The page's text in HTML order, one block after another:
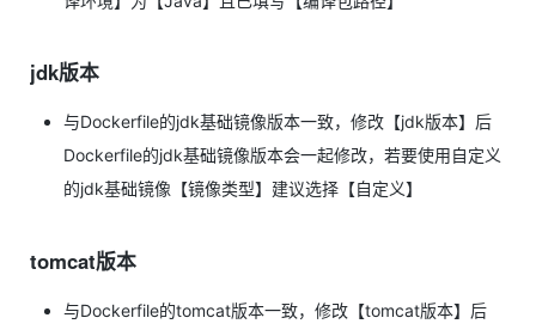
jdk版本
与Dockerfile的jdk基础镜像版本一致，修改【jdk版本】后
Dockerfile的jdk基础镜像版本会一起修改，若要使用自定义
的jdk基础镜像【镜像类型】建议选择【自定义】
tomcat版本
与Dockerfile的tomcat版本一致，修改【tomcat版本】后